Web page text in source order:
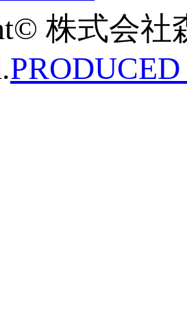
株式会社